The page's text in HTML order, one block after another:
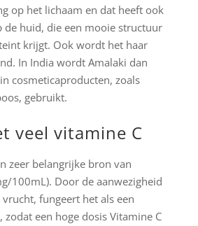
op het lichaam en dat heeft ook
huid, die een mooie structuur
krijgt. Ook wordt het haar
In India wordt Amalaki dan
cosmeticaproducten, zoals
gebruikt.
veel vitamine C
zeer belangrijke bron van
100mL). Door de aanwezigheid
fungeert het als een
zodat een hoge dosis Vitamine C